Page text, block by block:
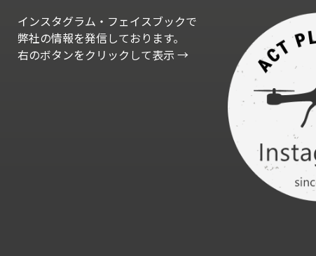
インスタグラム・フェイスブックで
弊社の情報を発信しております。
右のボタンをクリックして表示 →